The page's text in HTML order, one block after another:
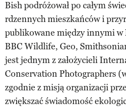
Bish podróżował po całym
rdzennych mieszkańców i
publikowane między innymi w
BBC Wildlife, Geo,
jest jednym z założycieli
Conservation Photographers
zgodnie z misją organizacji
zwiększać świadomość